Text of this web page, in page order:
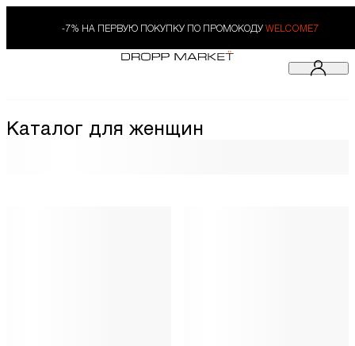
-7% НА ПЕРВУЮ ПОКУПКУ ПО ПРОМОКОДУ WELCOME7
Каталог для женщин